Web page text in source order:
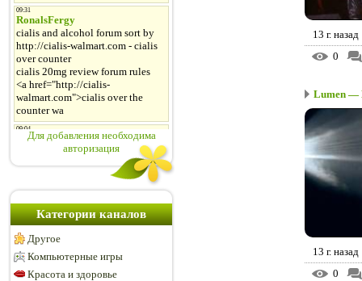
Для добавления необходима
авторизация
Категории каналов
Другое
Компьютерные игры
Красота и здоровье
13 г. назад
0
Lumen —
13 г. назад
0